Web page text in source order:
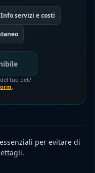
Info servizi e costi
tuo pet?
per evitare di